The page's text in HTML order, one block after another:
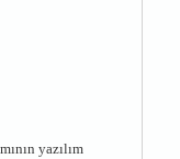
yazılım